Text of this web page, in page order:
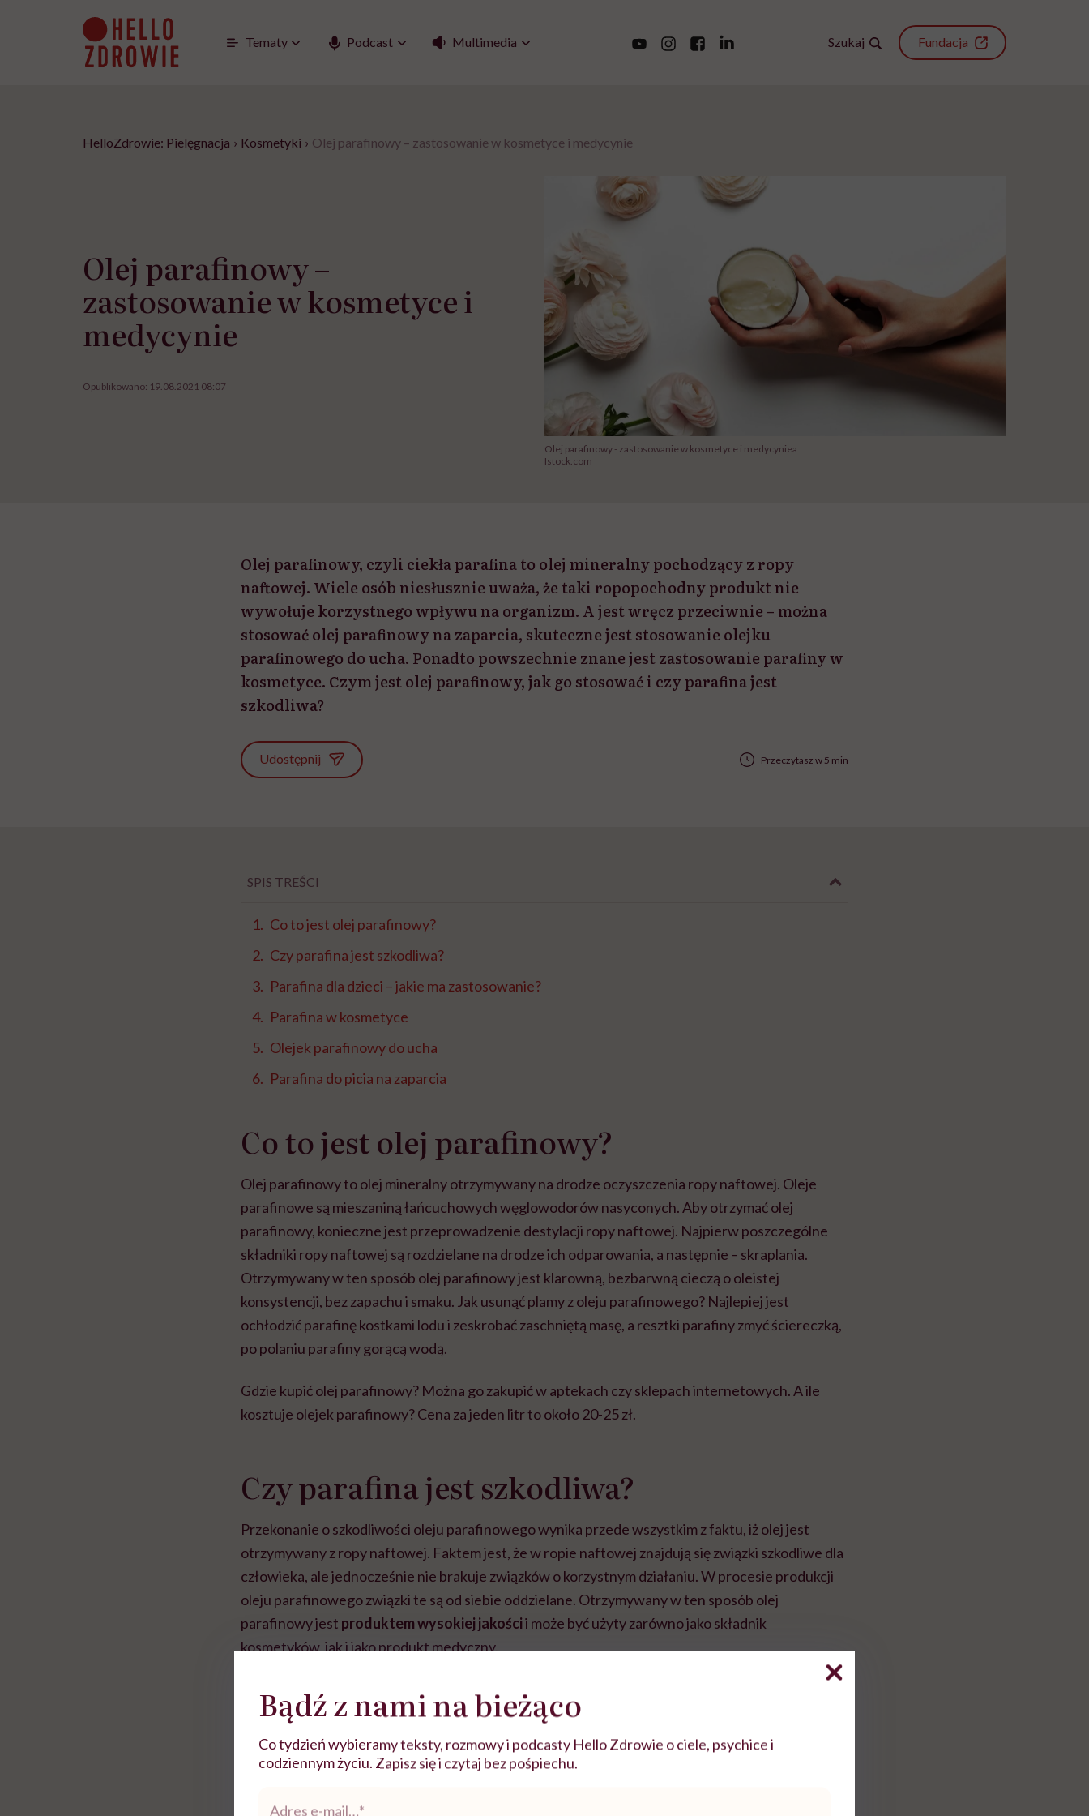
Tematy Podcast Multimedia Szukaj Fundacja
HelloZdrowie: Pielęgnacja › Kosmetyki › Olej parafinowy – zastosowanie w kosmetyce i medycynie
Olej parafinowy –
zastosowanie w kosmetyce i
medycynie
Opublikowano: 19.08.2021 08:07
Olej parafinowy - zastosowanie w kosmetyce i medycyniea
Istock.com
Olej parafinowy, czyli ciekła parafina to olej mineralny pochodzący z ropy
naftowej. Wiele osób niesłusznie uważa, że taki ropopochodny produkt nie
wywołuje korzystnego wpływu na organizm. A jest wręcz przeciwnie – można
stosować olej parafinowy na zaparcia, skuteczne jest stosowanie olejku
parafinowego do ucha. Ponadto powszechnie znane jest zastosowanie parafiny w
kosmetyce. Czym jest olej parafinowy, jak go stosować i czy parafina jest
szkodliwa?
Udostępnij Przeczytasz w 5 min
SPIS TREŚCI
Co to jest olej parafinowy?
Czy parafina jest szkodliwa?
Parafina dla dzieci – jakie ma zastosowanie?
Parafina w kosmetyce
Olejek parafinowy do ucha
Parafina do picia na zaparcia
Co to jest olej parafinowy?
Olej parafinowy to olej mineralny otrzymywany na drodze oczyszczenia ropy naftowej. Oleje
parafinowe są mieszaniną łańcuchowych węglowodorów nasyconych. Aby otrzymać olej
parafinowy, konieczne jest przeprowadzenie destylacji ropy naftowej. Najpierw poszczególne
składniki ropy naftowej są rozdzielane na drodze ich odparowania, a następnie – skraplania.
Otrzymywany w ten sposób olej parafinowy jest klarowną, bezbarwną cieczą o oleistej
konsystencji, bez zapachu i smaku. Jak usunąć plamy z oleju parafinowego? Najlepiej jest
ochłodzić parafinę kostkami lodu i zeskrobać zaschniętą masę, a resztki parafiny zmyć ściereczką,
po polaniu parafiny gorącą wodą.
Gdzie kupić olej parafinowy? Można go zakupić w aptekach czy sklepach internetowych. A ile
kosztuje olejek parafinowy? Cena za jeden litr to około 20-25 zł.
Czy parafina jest szkodliwa?
Przekonanie o szkodliwości oleju parafinowego wynika przede wszystkim z faktu, iż olej jest
otrzymywany z ropy naftowej. Faktem jest, że w ropie naftowej znajdują się związki szkodliwe dla
człowieka, ale jednocześnie nie brakuje związków o korzystnym działaniu. W procesie produkcji
oleju parafinowego związki te są od siebie oddzielane. Otrzymywany w ten sposób olej
parafinowy jest produktem wysokiej jakościi może być użyty zarówno jako składnik
kosmetyków, jak i jako produkt medyczny.
Rolki
Bądź z nami na bieżąco
Co tydzień wybieramy teksty, rozmowy i podcasty Hello Zdrowie o ciele, psychice i
codziennym życiu. Zapisz się i czytaj bez pośpiechu.